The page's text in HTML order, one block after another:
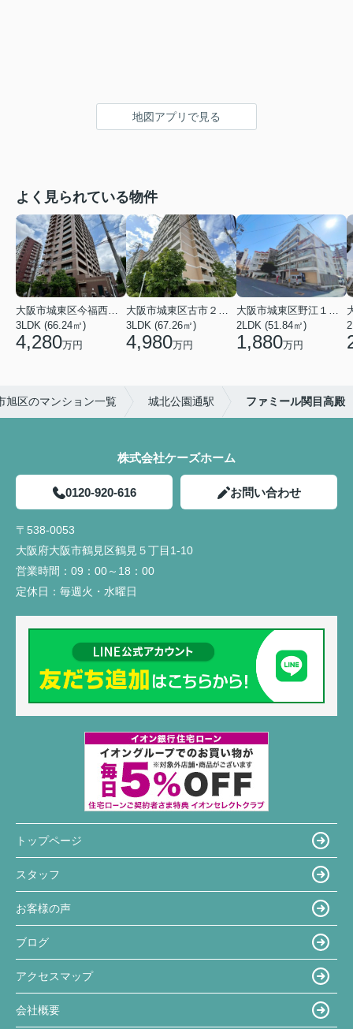
地図アプリで見る
よく見られている物件
大阪市城東区今福西６丁目
3LDK (66.24㎡)
4,280万円
大阪市城東区古市２丁目
3LDK (67.26㎡)
4,980万円
大阪市城東区野江１丁目
2LDK (51.84㎡)
1,880万円
旭区のマンション一覧 城北公園通駅 ファミール関目高殿
株式会社ケーズホーム
0120-920-616 お問い合わせ
〒538-0053
大阪府大阪市鶴見区鶴見５丁目1-10
営業時間： 09：00～18：00
定休日： 毎週火・水曜日
トップページ
スタッフ
お客様の声
ブログ
アクセスマップ
会社概要